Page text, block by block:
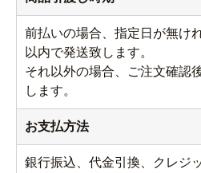
前払いの場合、指定日が無け
以内で発送致します。
それ以外の場合、ご注文確認
します。
お支払方法
銀行振込、代金引換、クレジ